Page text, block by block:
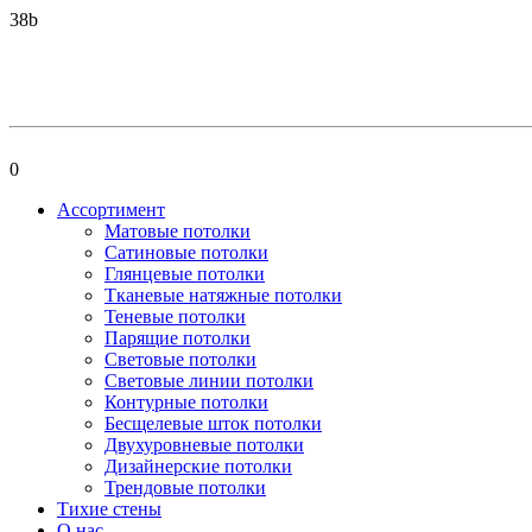
38b
0
Ассортимент
Матовые потолки
Сатиновые потолки
Глянцевые потолки
Тканевые натяжные потолки
Теневые потолки
Парящие потолки
Световые потолки
Световые линии потолки
Контурные потолки
Бесщелевые шток потолки
Двухуровневые потолки
Дизайнерские потолки
Трендовые потолки
Тихие стены